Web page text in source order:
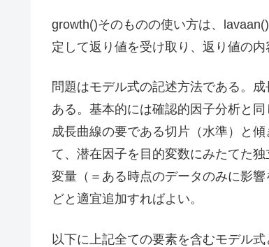
growth()そのものの使い方は、
定して返り値を受け取り、返り値の
問題はモデル式の記述方法である。
ある。基本的には確認的因子分析と
成長曲線の要である切片（水準）と
て、潜在因子を目的変数にみたてた
変量（＝ある時点のデータのみに影
どと適宜追加すればよい。
以下に上記全ての要素を含むモデル